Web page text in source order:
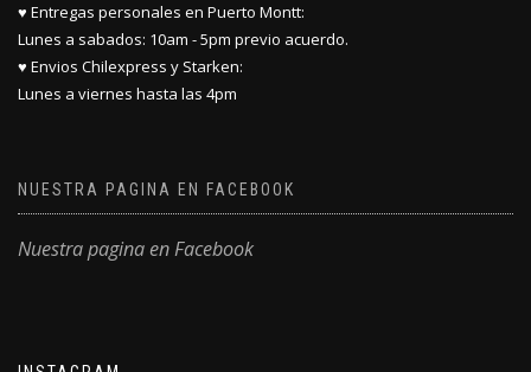
♥ Entregas personales en Puerto Montt:
Lunes a sabados: 10am - 5pm previo acuerdo.
♥ Envios Chilexpress y Starken:
Lunes a viernes hasta las 4pm
NUESTRA PAGINA EN FACEBOOK
Nuestra pagina en Facebook